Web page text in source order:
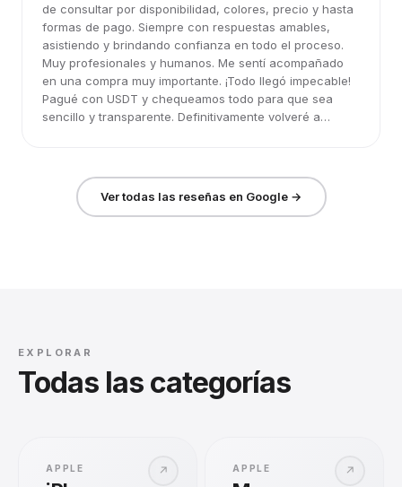
de consultar por disponibilidad, colores, precio y hasta
formas de pago. Siempre con respuestas amables,
asistiendo y brindando confianza en todo el proceso.
Muy profesionales y humanos. Me sentí acompañado
en una compra muy importante. ¡Todo llegó impecable!
Pagué con USDT y chequeamos todo para que sea
sencillo y transparente. Definitivamente volveré a
Ver todas las reseñas en Google →
EXPLORAR
Todas las categorías
↗
APPLE ↗
APPLE